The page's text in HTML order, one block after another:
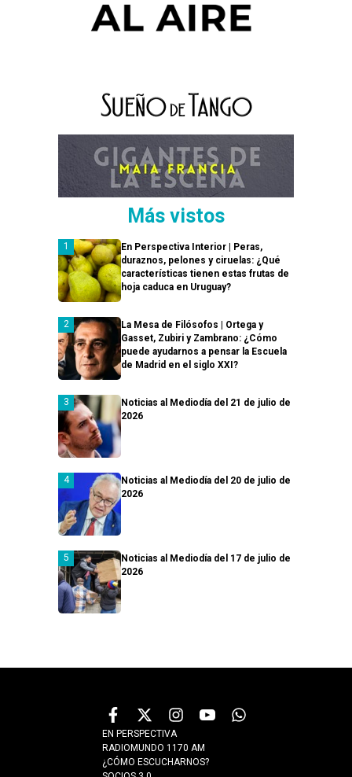
Más vistos
En Perspectiva Interior | Peras,
duraznos, pelones y ciruelas: ¿Qué
características tienen estas frutas de
hoja caduca en Uruguay?
La Mesa de Filósofos | Ortega y
Gasset, Zubiri y Zambrano: ¿Cómo
puede ayudarnos a pensar la Escuela
de Madrid en el siglo XXI?
Noticias al Mediodía del 21 de julio de
2026
Noticias al Mediodía del 20 de julio de
2026
Noticias al Mediodía del 17 de julio de
2026
EN PERSPECTIVA
RADIOMUNDO 1170 AM
¿CÓMO ESCUCHARNOS?